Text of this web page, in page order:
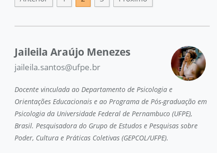
Jaileila Araújo Menezes
jaileila.santos@ufpe.br
Docente vinculada ao Departamento de Psicologia e
Orientações Educacionais e ao Programa de Pós-graduação em
Psicologia da Universidade Federal de Pernambuco (UFPE),
Brasil. Pesquisadora do Grupo de Estudos e Pesquisas sobre
Poder, Cultura e Práticas Coletivas (GEPCOL/UFPE).